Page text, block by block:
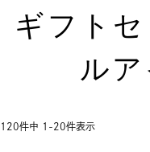
ギフト
ル
120件中 1 -20件表示